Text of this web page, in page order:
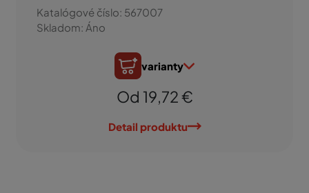
Katalógové číslo: 567007
Skladom: Áno
varianty
Od 19,72 €
Detail produktu